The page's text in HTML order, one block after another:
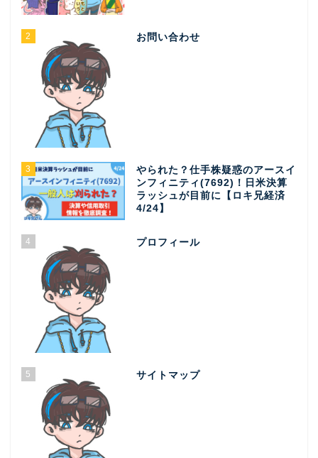
2 お問い合わせ
3
やられた？仕手株疑惑のアースイ
ンフィニティ(7692)！日米決算
ラッシュが目前に【ロキ兄経済
4/24】
4 プロフィール
5 サイトマップ